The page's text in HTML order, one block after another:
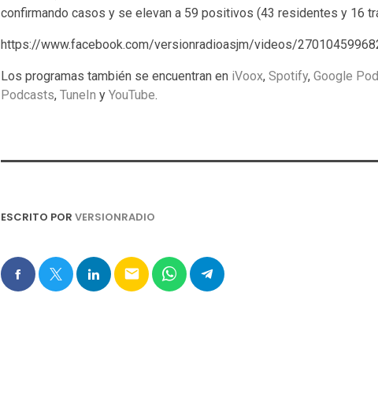
confirmando casos y se elevan a 59 positivos (43 residentes y 16
https://www.facebook.com/versionradioasjm/videos/
Los programas también se encuentran en iVoox, Spotify, Google
Podcasts, TuneIn y YouTube.
ESCRITO POR VERSIONRADIO
email